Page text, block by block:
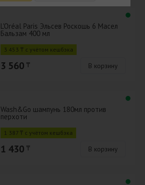
L'Oréal Paris Эльсев Роскошь 6 Масел
Бальзам 400 мл
3 453 ₸ с учётом кешбэка
3 560 ₸ В корзину
Wash&Go шампунь 180мл против
перхоти
1 387 ₸ с учётом кешбэка
1 430 ₸ В корзину